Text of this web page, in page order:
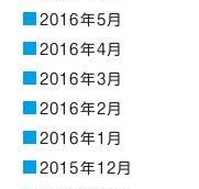
2016年5月
2016年4月
2016年3月
2016年2月
2016年1月
2015年12月